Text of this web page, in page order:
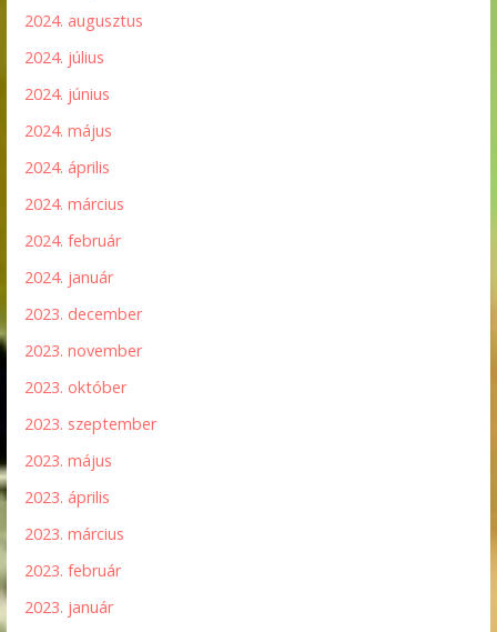
2024. augusztus
2024. július
2024. június
2024. május
2024. április
2024. március
2024. február
2024. január
2023. december
2023. november
2023. október
2023. szeptember
2023. május
2023. április
2023. március
2023. február
2023. január